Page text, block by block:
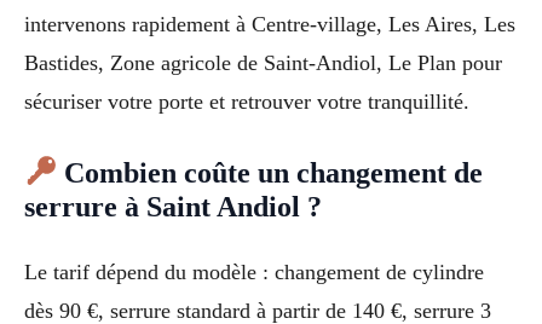
intervenons rapidement à Centre-village, Les Aires, Les
Bastides, Zone agricole de Saint-Andiol, Le Plan pour
sécuriser votre porte et retrouver votre tranquillité.
Combien coûte un changement de
serrure à Saint Andiol ?
Le tarif dépend du modèle : changement de cylindre
dès 90 €, serrure standard à partir de 140 €, serrure 3